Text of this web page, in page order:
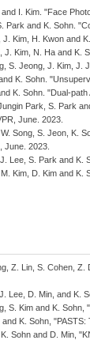
and I. Kim. "Face
Park and K. Sohn.
Kim, H. Kwon and
J. Kim, N. Ha and K.
S. Jeong, J. Kim, J.
K. Sohn.
K. Sohn. "Dual-
Park, S. Park
June. 2023.
Song, S. Jeon, K.
June. 2023.
Lee, S. Park and K.
Kim, D. Kim and K.
Z. Lin, S. Cohen, Z.
Lee, D. Min, and K.
S. Kim and K.
K. Sohn,
Sohn and D. Min,